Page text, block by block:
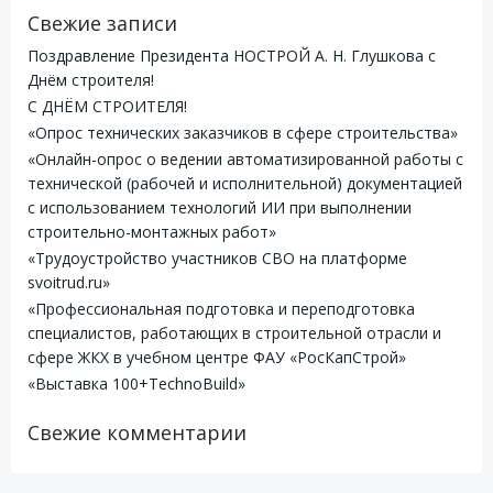
Свежие записи
Поздравление Президента НОСТРОЙ А. Н. Глушкова с
Днём строителя!
С ДНЁМ СТРОИТЕЛЯ!
«Опрос технических заказчиков в сфере строительства»
«Онлайн-опрос о ведении автоматизированной работы с
технической (рабочей и исполнительной) документацией
с использованием технологий ИИ при выполнении
строительно-монтажных работ»
«Трудоустройство участников СВО на платформе
svoitrud.ru»
«Профессиональная подготовка и переподготовка
специалистов, работающих в строительной отрасли и
сфере ЖКХ в учебном центре ФАУ «РосКапСтрой»
«Выставка 100+TechnoBuild»
Свежие комментарии